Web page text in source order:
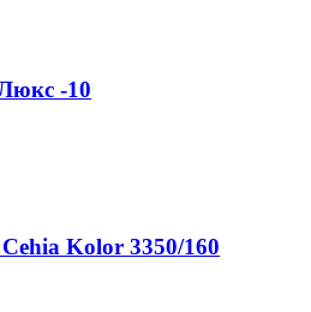
-10
Kolor 3350/160